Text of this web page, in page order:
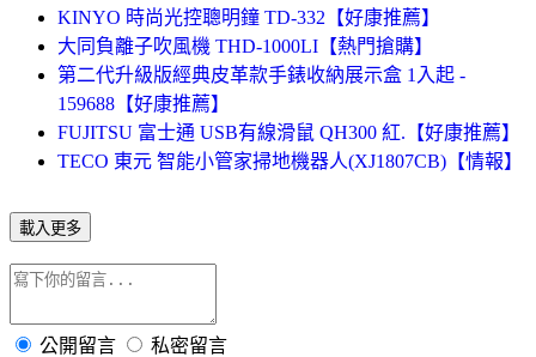
KINYO 時尚光控聰明鐘 TD-332【好康推薦】
大同負離子吹風機 THD-1000LI【熱門搶購】
第二代升級版經典皮革款手錶收納展示盒 1入起 -
159688【好康推薦】
FUJITSU 富士通 USB有線滑鼠 QH300 紅.【好康推薦】
TECO 東元 智能小管家掃地機器人(XJ1807CB)【情報】
載入更多
公開留言 私密留言